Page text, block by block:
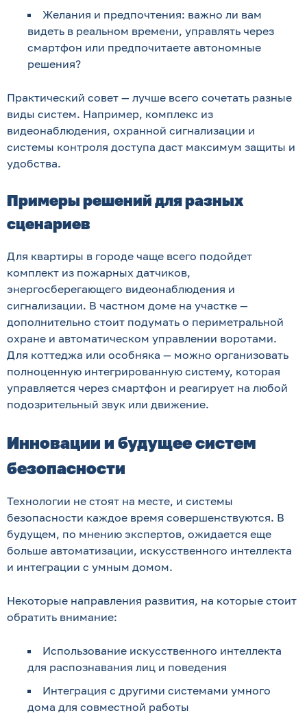
Желания и предпочтения: важно ли вам
видеть в реальном времени, управлять через
смартфон или предпочитаете автономные
решения?
Практический совет — лучше всего сочетать разные
виды систем. Например, комплекс из
видеонаблюдения, охранной сигнализации и
системы контроля доступа даст максимум защиты и
удобства.
Примеры решений для разных
сценариев
Для квартиры в городе чаще всего подойдет
комплект из пожарных датчиков,
энергосберегающего видеонаблюдения и
сигнализации. В частном доме на участке —
дополнительно стоит подумать о периметральной
охране и автоматическом управлении воротами.
Для коттеджа или особняка — можно организовать
полноценную интегрированную систему, которая
управляется через смартфон и реагирует на любой
подозрительный звук или движение.
Инновации и будущее систем
безопасности
Технологии не стоят на месте, и системы
безопасности каждое время совершенствуются. В
будущем, по мнению экспертов, ожидается еще
больше автоматизации, искусственного интеллекта
и интеграции с умным домом.
Некоторые направления развития, на которые стоит
обратить внимание:
Использование искусственного интеллекта
для распознавания лиц и поведения
Интеграция с другими системами умного
дома для совместной работы